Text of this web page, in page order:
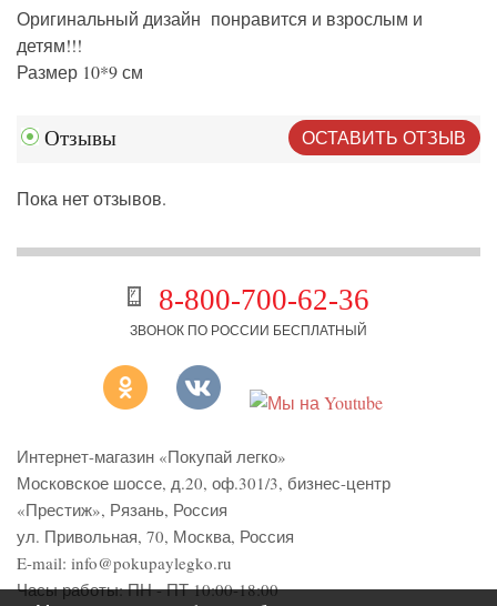
Оригинальный дизайн понравится и взрослым и
детям!!!
Размер 10*9 см
Отзывы ОСТАВИТЬ ОТЗЫВ
Пока нет отзывов.
8-800-700-62-36
ЗВОНОК ПО РОССИИ БЕСПЛАТНЫЙ
Интернет-магазин «Покупай легко»
Московское шоссе, д.20, оф.301/3, бизнес-центр
«Престиж», Рязань, Россия
ул. Привольная, 70, Москва, Россия
E-mail: info@pokupaylegko.ru
Часы работы:ПН - ПТ 10:00-18:00